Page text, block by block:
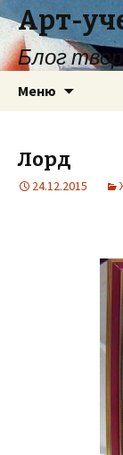
Арт-
Блог
Меню
Лорд
24.12.2015